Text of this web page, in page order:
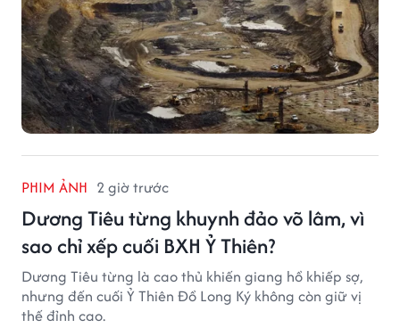
PHIM ẢNH 2 giờ trước
Dương Tiêu từng khuynh đảo võ lâm, vì
sao chỉ xếp cuối BXH Ỷ Thiên?
Dương Tiêu từng là cao thủ khiến giang hồ khiếp sợ,
nhưng đến cuối Ỷ Thiên Đồ Long Ký không còn giữ vị
thế đỉnh cao.